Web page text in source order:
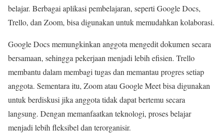
belajar. Berbagai aplikasi pembelajaran, seperti Google Docs,
Trello, dan Zoom, bisa digunakan untuk memudahkan kolaborasi.
Google Docs memungkinkan anggota mengedit dokumen secara
bersamaan, sehingga pekerjaan menjadi lebih efisien. Trello
membantu dalam membagi tugas dan memantau progres setiap
anggota. Sementara itu, Zoom atau Google Meet bisa digunakan
untuk berdiskusi jika anggota tidak dapat bertemu secara
langsung. Dengan memanfaatkan teknologi, proses belajar
menjadi lebih fleksibel dan terorganisir.